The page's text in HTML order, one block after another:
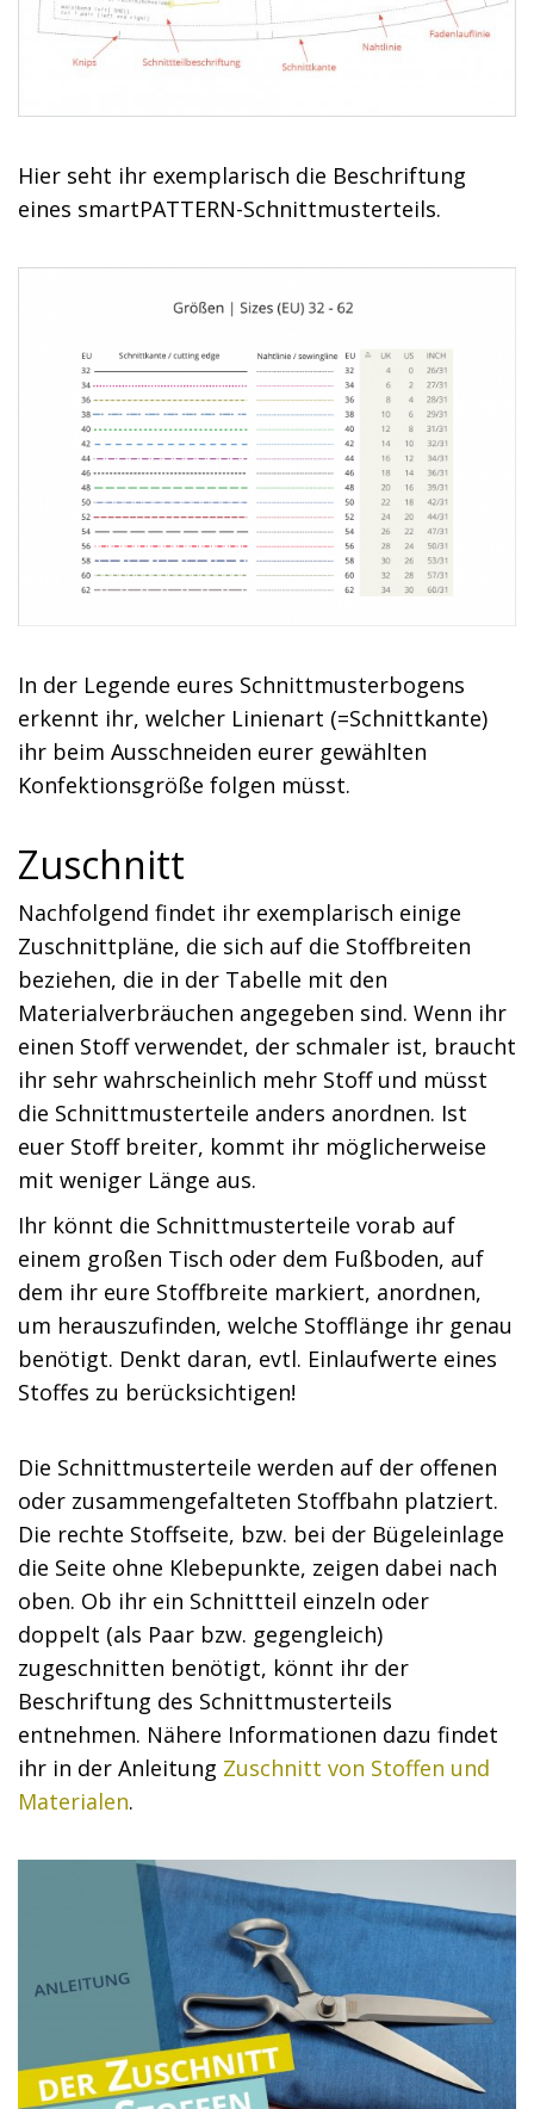
Hier seht ihr exemplarisch die Beschriftung
eines smartPATTERN-Schnittmusterteils.
In der Legende eures Schnittmusterbogens
erkennt ihr, welcher Linienart (=Schnittkante)
ihr beim Ausschneiden eurer gewählten
Konfektionsgröße folgen müsst.
Zuschnitt
Nachfolgend findet ihr exemplarisch einige
Zuschnittpläne, die sich auf die Stoffbreiten
beziehen, die in der Tabelle mit den
Materialverbräuchen angegeben sind. Wenn ihr
einen Stoff verwendet, der schmaler ist, braucht
ihr sehr wahrscheinlich mehr Stoff und müsst
die Schnittmusterteile anders anordnen. Ist
euer Stoff breiter, kommt ihr möglicherweise
mit weniger Länge aus.
Ihr könnt die Schnittmusterteile vorab auf
einem großen Tisch oder dem Fußboden, auf
dem ihr eure Stoffbreite markiert, anordnen,
um herauszufinden, welche Stofflänge ihr genau
benötigt. Denkt daran, evtl. Einlaufwerte eines
Stoffes zu berücksichtigen!
Die Schnittmusterteile werden auf der offenen
oder zusammengefalteten Stoffbahn platziert.
Die rechte Stoffseite, bzw. bei der Bügeleinlage
die Seite ohne Klebepunkte, zeigen dabei nach
oben. Ob ihr ein Schnittteil einzeln oder
doppelt (als Paar bzw. gegengleich)
zugeschnitten benötigt, könnt ihr der
Beschriftung des Schnittmusterteils
entnehmen. Nähere Informationen dazu findet
ihr in der Anleitung Zuschnitt von Stoffen und
Materialen.